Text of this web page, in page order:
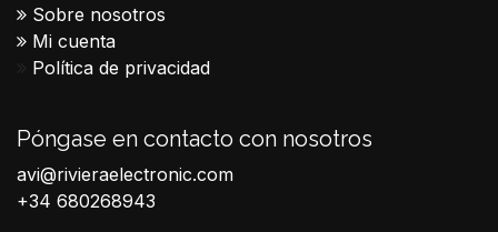
Sobre nosotros
Mi cuenta
Política de privacidad
Póngase en contacto con nosotros
avi@rivieraelectronic.com
+34 680268943